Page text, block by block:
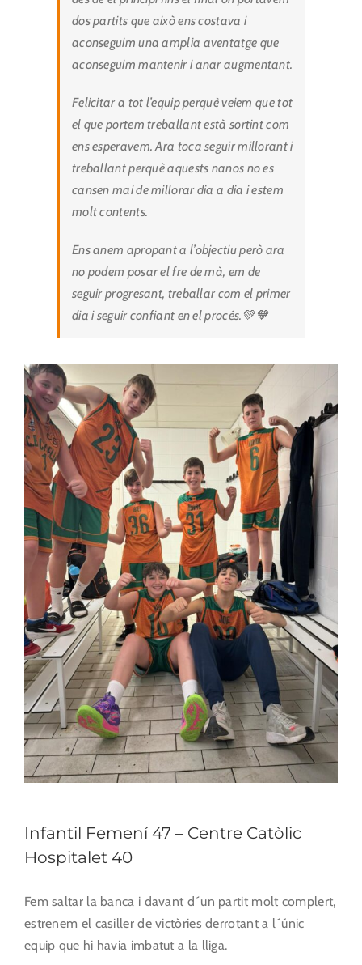
dos partits que això ens costava i
aconseguim una amplia aventatge que
aconseguim mantenir i anar augmentant.
Felicitar a tot l’equip perquè veiem que tot
el que portem treballant està sortint com
ens esperavem. Ara toca seguir millorant i
treballant perquè aquests nanos no es
cansen mai de millorar dia a dia i estem
molt contents.
Ens anem apropant a l’objectiu però ara
no podem posar el fre de mà, em de
seguir progresant, treballar com el primer
dia i seguir confiant en el procés.💚🧡
Infantil Femení 47 – Centre Catòlic
Hospitalet 40
Fem saltar la banca i davant d´un partit molt complert,
estrenem el casiller de victòries derrotant a l´únic
equip que hi havia imbatut a la lliga.